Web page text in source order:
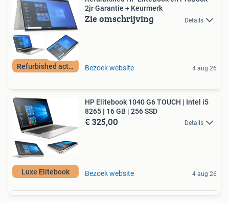
Refurbished actie!
2jr Garantie + Keurmerk
Zie omschrijving Details
Bezoek website 4 aug 26
Luxe Elitebook
HP Elitebook 1040 G6 TOUCH | Intel i5
8265 | 16 GB | 256 SSD
€ 325,00 Details
Bezoek website 4 aug 26